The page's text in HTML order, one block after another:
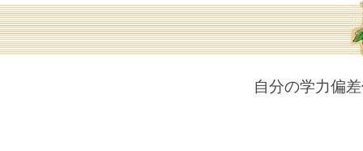
自分の学力偏